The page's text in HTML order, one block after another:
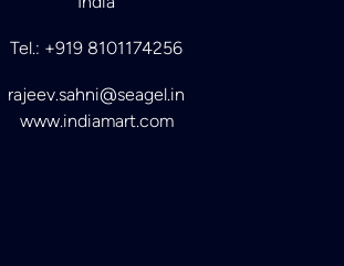
Tel.: +919 8101174256
rajeev.sahni@seagel.in
www.indiamart.com